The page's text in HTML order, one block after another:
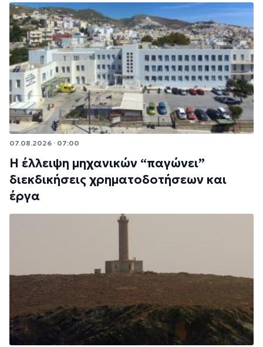
07.08.2026 · 07:00
Η έλλειψη μηχανικών “παγώνει”
διεκδικήσεις χρηματοδοτήσεων και
έργα